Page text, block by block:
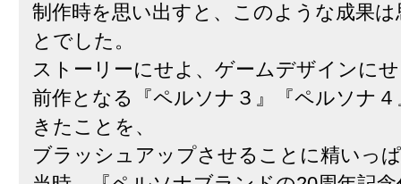
制作時を思い出すと、このような成果
とでした。
ストーリーにせよ、ゲームデザインに
前作となる『ペルソナ３』『ペルソナ
きたことを、
ブラッシュアップさせることに精いっ